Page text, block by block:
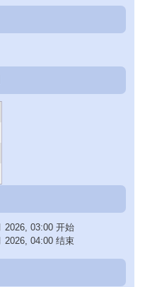
2026, 03:00 开始
2026, 04:00 结束